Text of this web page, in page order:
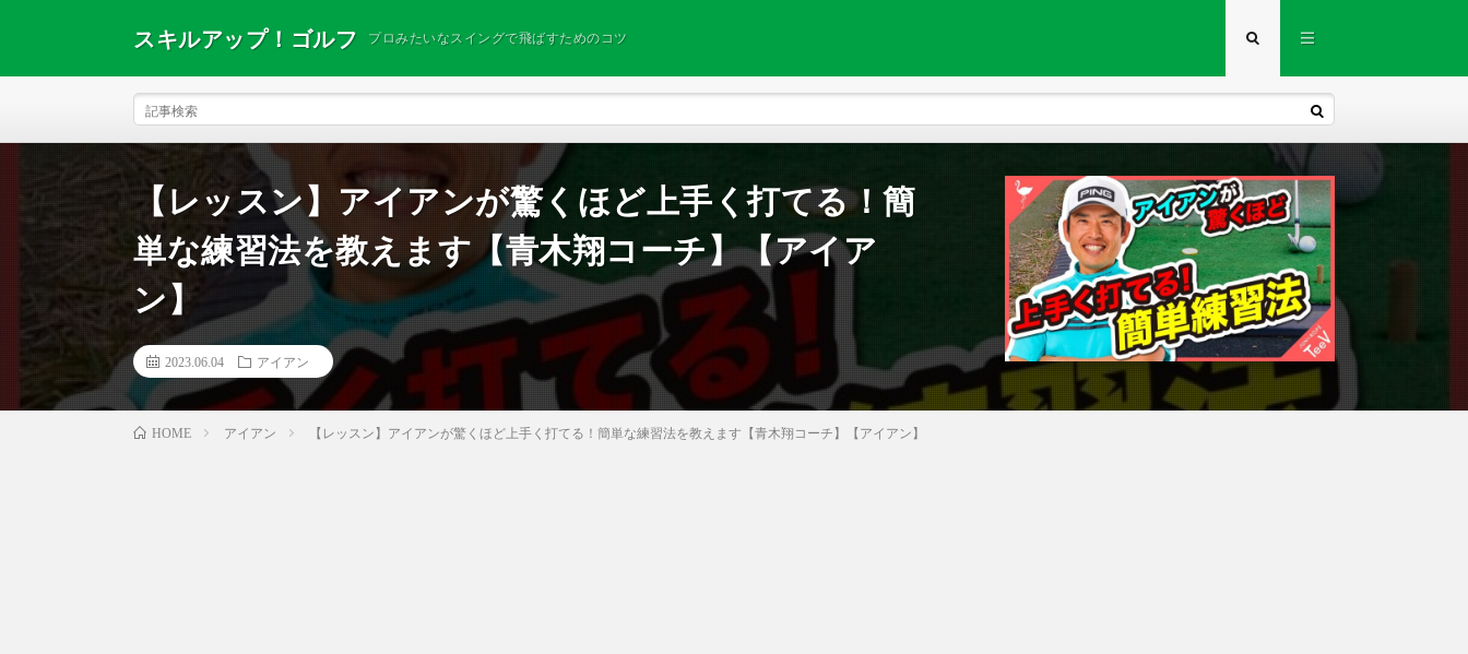
スキルアップ！ゴルフ プロみたいなスイングで飛ばすためのコツ
【レッスン】アイアンが驚くほど上手く打てる！簡
単な練習法を教えます【青木翔コーチ】【アイア
ン】
2023.06.04 アイアン
HOME アイアン 【レッスン】アイアンが驚くほど上手く打てる！簡単な練習法を教えます【青木翔コーチ】【アイアン】